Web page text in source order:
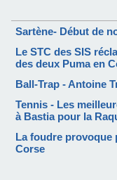
Sartène- Début de
Le STC des SIS
des deux Puma en
Ball-Trap - Antoine
Tennis - Les
à Bastia pour la
La foudre provoque
Corse